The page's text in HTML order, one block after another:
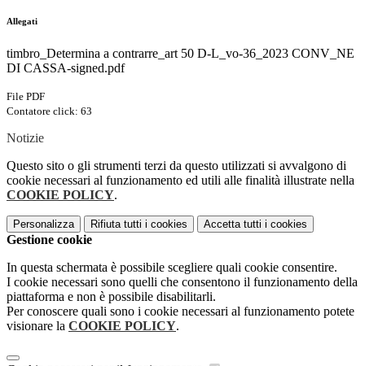
Allegati
timbro_Determina a contrarre_art 50 D-L_vo-36_2023 CONV_NE
DI CASSA-signed.pdf
File PDF
Contatore click: 63
Notizie
Questo sito o gli strumenti terzi da questo utilizzati si avvalgono di
cookie necessari al funzionamento ed utili alle finalità illustrate nella
COOKIE POLICY.
Personalizza Rifiuta tutti i cookies Accetta tutti i cookies
Gestione cookie
In questa schermata è possibile scegliere quali cookie consentire.
I cookie necessari sono quelli che consentono il funzionamento della
piattaforma e non è possibile disabilitarli.
Per conoscere quali sono i cookie necessari al funzionamento potete
visionare la COOKIE POLICY.